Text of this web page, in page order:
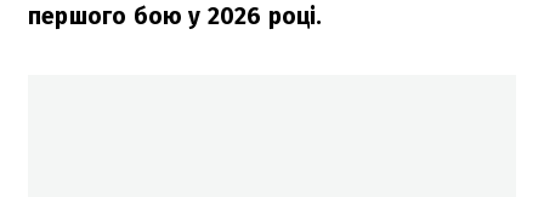
першого бою у 2026 році.